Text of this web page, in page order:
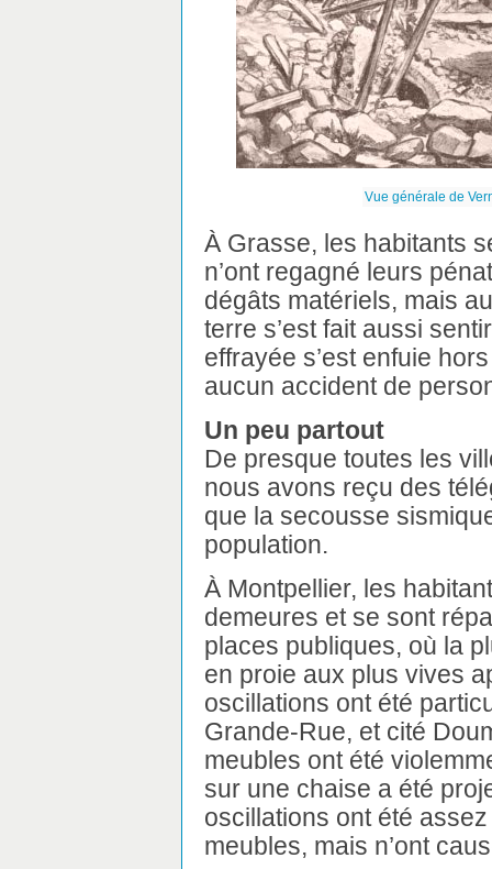
Vue générale de
À Grasse, les habitants
n’ont regagné leurs
dégâts matériels, mais
terre s’est fait aussi
effrayée s’est enfuie
aucun accident de
Un peu partout
De presque toutes les
nous avons reçu des
que la secousse
population.
À Montpellier, les
demeures et se sont
places publiques, où la
en proie aux plus vives
oscillations ont été
Grande-Rue, et cité
meubles ont été
sur une chaise a été
oscillations ont été
meubles, mais n’ont